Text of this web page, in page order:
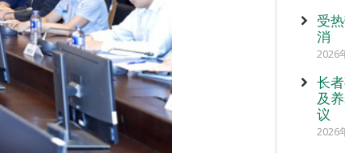
受
消
2026
长
及
议
2026